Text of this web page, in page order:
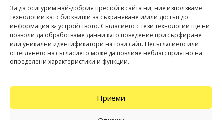
За да осигурим най-добрия престой в сайта ни, ние използваме
технологии като бисквитки за съхраняване и/или достъп до
информация за устройството. Съгласието с тези технологии ще ни
позволи да обработваме данни като поведение при сърфиране
или уникални идентификатори на този сайт. Несъгласието или
оттеглянето на съгласието може да повлияе неблагоприятно на
определени характеристики и функции.
Приеми
и неръждаема стомана.
Адрес: гр. Варна, България ул. „Атанас Москов“ 14А
Телефон: +359 52 960 306
Имейл: office@lasercut.bg
ПУБЛИКАЦИИ